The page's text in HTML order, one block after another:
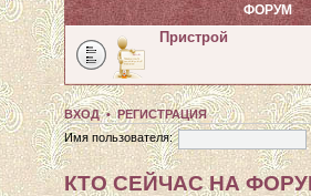
ФОРУМ
Пристрой
ВХОД•РЕГИСТРАЦИЯ
Имя пользователя:
КТО СЕЙЧАС НА